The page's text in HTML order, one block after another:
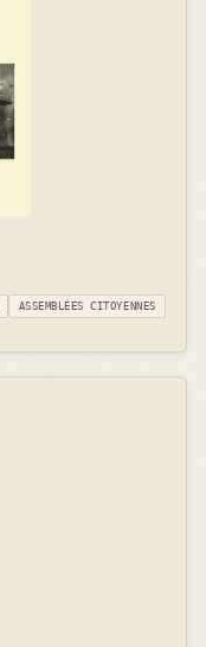
ASSEMBLÉES CITOYENNES